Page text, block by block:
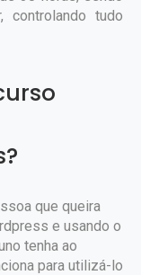
controlando tudo
que queira
e usando o
tenha ao
para utilizá-lo